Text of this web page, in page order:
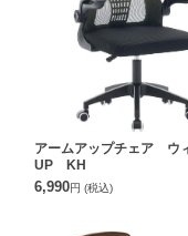
アームアップチェア ウ
UP KH
6,990円 (税込)